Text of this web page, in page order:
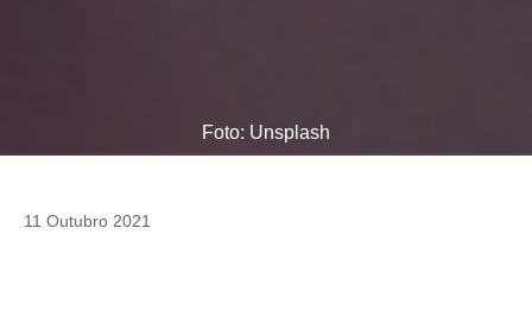
Foto: Unsplash
11 Outubro 2021